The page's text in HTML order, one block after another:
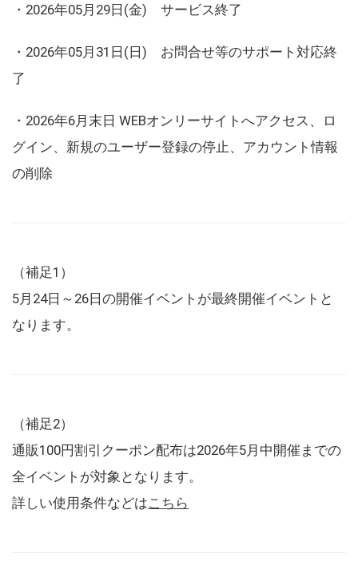
・2026年05月29日(金) サービス終了
・2026年05月31日(日) お問合せ等のサポート対応終
了
・2026年6月末日 WEBオンリーサイトへアクセス、ロ
グイン、新規のユーザー登録の停止、アカウント情報
の削除
（補足1）
5月24日～26日の開催イベントが最終開催イベントと
なります。
（補足2）
通販100円割引クーポン配布は2026年5月中開催までの
全イベントが対象となります。
詳しい使用条件などはこちら